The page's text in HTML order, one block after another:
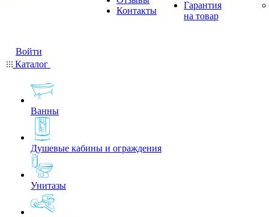
Контакты
Гарантия
на товар
Войти
Каталог
Ванны
Душевые кабины и ограждения
Унитазы